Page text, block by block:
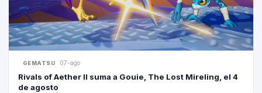
GEMATSU 07-ago
Rivals of Aether II suma a Gouie, The Lost Mireling, el 4
de agosto